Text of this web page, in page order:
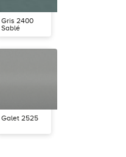
Gris 2400
Sablé
Galet 2525